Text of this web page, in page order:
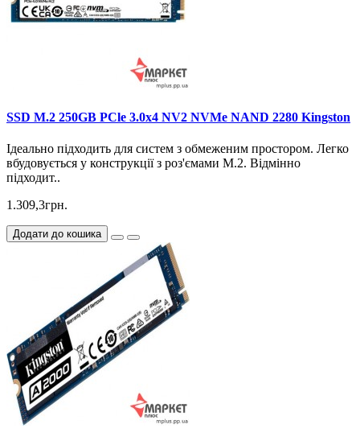
SSD M.2 250GB PCle 3.0x4 NV2 NVMe NAND 2280 Kingston
Ідеально підходить для систем з обмеженим простором. Легко
вбудовується у конструкції з роз'ємами M.2. Відмінно
підходит..
1.309,3грн.
Додати до кошика